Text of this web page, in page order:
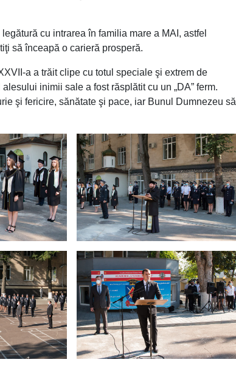
cu intrarea în familia mare a MAI, astfel
să înceapă o carieră prosperă.
a a trăit clipe cu totul speciale şi extrem de
inimii sale a fost răsplătit cu un „DA” ferm.
şi fericire, sănătate şi pace, iar Bunul Dumnezeu să